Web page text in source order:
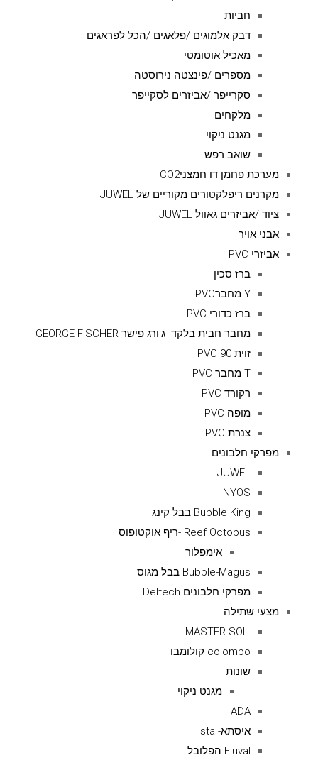
חביות
דבק אלמוגים /פלאגים /הכל לפראגים
מאכיל אוטומטי
מספרים /פינצטה נירוסטה
סקרייפר /אביזרים לסקייפר
מלקחים
מגנט ניקוי
שואב רפש
מערכת פחמן דו חמצניCO2
מקרנים ריפלקטורים מקוריים של JUWEL
ציוד /אביזרים גאוול JUWEL
אבני אויר
אביזרי PVC
ברז סכין
Y מחברPVC
ברז כדורי PVC
מחבר חבית בלקד -ג'ורג פישר GEORGE FISCHER
זוית 90 PVC
T מחבר PVC
רקורד PVC
מופה PVC
צנרת PVC
מפרקי חלבונים
JUWEL
NYOS
Bubble King בבל קינג
Reef Octopus -ריף אוקטופוס
אימפלור
Bubble-Magus בבל מגוס
מפרקי חלבונים Deltech
מצעי שתילה
MASTER SOIL
colombo קולומבו
שונות
מגנט ניקוי
ADA
איסתא- ista
Fluval הפלובל